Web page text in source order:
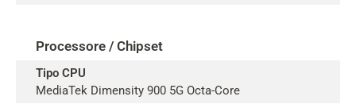
Processore / Chipset
Tipo CPU
MediaTek Dimensity 900 5G Octa-Core